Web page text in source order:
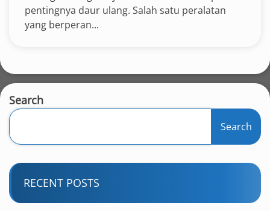
pentingnya daur ulang. Salah satu peralatan
yang berperan...
Search
Search
RECENT POSTS